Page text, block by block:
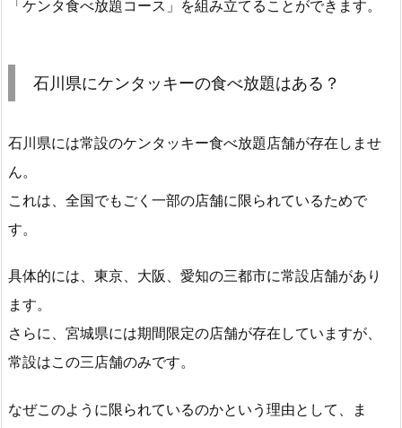
「ケンタ食べ放題コース」を組み立てることができます。
石川県にケンタッキーの食べ放題はある？
石川県には常設のケンタッキー食べ放題店舗が存在しませ
ん。
これは、全国でもごく一部の店舗に限られているためで
す。
具体的には、東京、大阪、愛知の三都市に常設店舗があり
ます。
さらに、宮城県には期間限定の店舗が存在していますが、
常設はこの三店舗のみです。
なぜこのように限られているのかという理由として、ま